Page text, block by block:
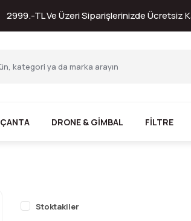
2999.-TL Ve Üzeri Siparişlerinizde Ücretsiz
ÇANTA DRONE & GİMBAL FİLTRE
Stoktakiler